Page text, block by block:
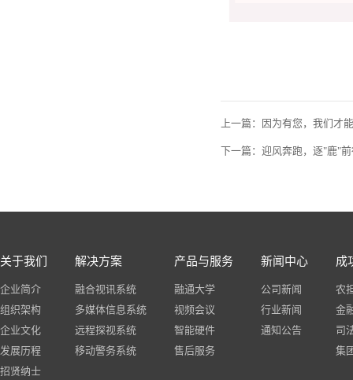
上一篇：因为有您，我们
下一篇：迎风奔跑，逐"鹿"
关于我们
企业简介
组织架构
企业文化
发展历程
招贤纳士
解决方案
融合视讯系统
多媒体信息系统
远程探视系统
移动警务系统
产品与服务
融通大学
视频会议
智能硬件
售后服务
新闻中心
公司新闻
行业新闻
通知公告
成
农
金
司
集